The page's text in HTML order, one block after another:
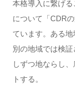
本格導入に繋げ
について「CDR
ています。ある地
別の地域では検
しずつ地ならし
トする。